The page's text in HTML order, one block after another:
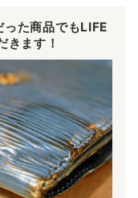
た商品でもLIFE
きます！